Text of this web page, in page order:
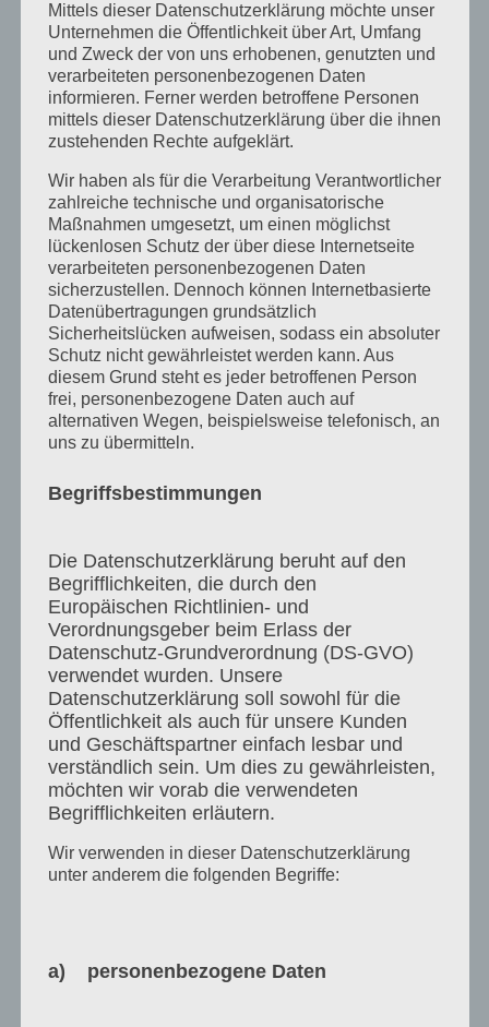
Kündigung und Laufzeit
Der Vertrag ist für die im jeweiligen Hauptvertrag
vereinbarte Laufzeit fest abgeschlossen.
anders lautender Vereinbarung zwischen uns und
dem Kunden jeweils um die Dauer der
Erstlaufzeit, wenn der Kunde nicht den Vertrag
spätestens 4 Wochen vor Ablauf der Erstlaufzeit
oder der verlängerten Laufzeit (=
Kündigungsfrist) gekündigt hat. Kündigungen
bedürfen zu ihrer Wirksamkeit der Schriftform
und einer Rückbestätigung durch Unternehmen
Dagmar Forstner.
Eine Kündigung des Kunden innerhalb der
vertreten haben, berührt den
eventuelle ersparter Aufwendungen wird
ausdrücklich ausgeschlossen. Für den Fall einer
Kündigung aus wichtigem Grund, den wir nicht zu
vertreten haben, steht uns ein Anspruch auf die
volle Vergütung, abzüglich ersparter
Aufwendungen, zu.
Das Recht zur fristlosen Kündigung bei Vorliegen
eines wichtigen Grundes bleibt unberührt.
Im Fall der vorzeitigen Kündigung des Kunden aus
wichtigem Grund bleibt unser
Vergütungsanspruch unberührt. Dem Kunden
bleibt der Nachweis vorbehalten, dass uns kein
*********************************************************
Mittels dieser Datenschutzerklärung möchte unser
Unternehmen die Öffentlichkeit über Art, Umfang
und Zweck der von uns erhobenen, genutzten und
verarbeiteten personenbezogenen Daten
informieren. Ferner werden betroffene Personen
mittels dieser Datenschutzerklärung über die ihnen
zustehenden Rechte aufgeklärt.
Wir haben als für die Verarbeitung Verantwortlicher
zahlreiche technische und organisatorische
Maßnahmen umgesetzt, um einen möglichst
lückenlosen Schutz der über diese Internetseite
verarbeiteten personenbezogenen Daten
sicherzustellen. Dennoch können Internetbasierte
Datenübertragungen grundsätzlich
Sicherheitslücken aufweisen, sodass ein absoluter
Schutz nicht gewährleistet werden kann. Aus
diesem Grund steht es jeder betroffenen Person
frei, personenbezogene Daten auch auf
alternativen Wegen, beispielsweise telefonisch, an
uns zu übermitteln.
Begriffsbestimmungen
Die Datenschutzerklärung beruht auf den
Begrifflichkeiten, die durch den
Europäischen Richtlinien- und
Verordnungsgeber beim Erlass der
Datenschutz-Grundverordnung (DS-GVO)
verwendet wurden. Unsere
Datenschutzerklärung soll sowohl für die
Öffentlichkeit als auch für unsere Kunden
und Geschäftspartner einfach lesbar und
verständlich sein. Um dies zu gewährleisten,
möchten wir vorab die verwendeten
Begrifflichkeiten erläutern.
Wir verwenden in dieser Datenschutzerklärung
unter anderem die folgenden Begriffe:
a) personenbezogene Daten